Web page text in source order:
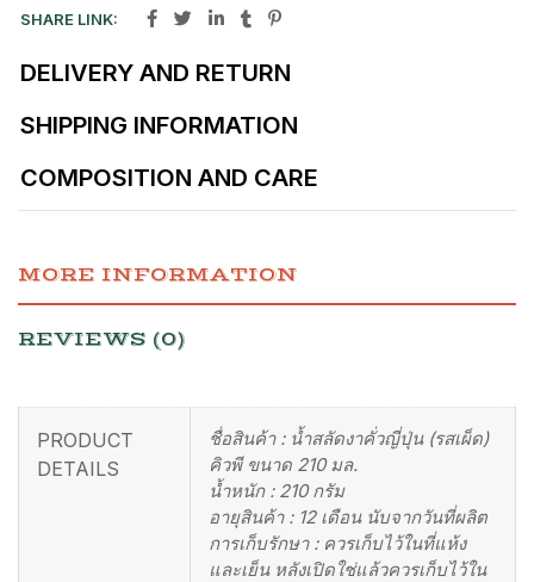
SHARE LINK:
DELIVERY AND RETURN
SHIPPING INFORMATION
COMPOSITION AND CARE
MORE INFORMATION
REVIEWS (0)
PRODUCT
DETAILS
ชื่อสินค้า : น้ำสลัดงาคั่วญี่ปุ่น (รสเผ็ด)
คิวพี ขนาด 210 มล.
น้ำหนัก : 210 กรัม
อายุสินค้า : 12 เดือน นับจากวันที่ผลิต
การเก็บรักษา : ควรเก็บไว้ในที่แห้ง
และเย็น หลังเปิดใช่แล้วควรเก็บไว้ใน